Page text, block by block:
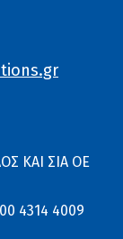
ΚΑΙ ΣΙΑ ΟΕ
4314 4009